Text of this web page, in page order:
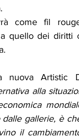
come fil
quello dei diritti
Artistic
alla
gallerie, è
il